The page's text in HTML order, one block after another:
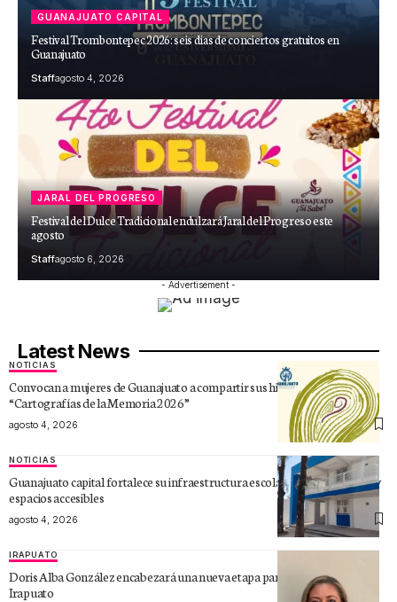
GUANAJUATO CAPITAL
Festival Trombontepec 2026: seis días de conciertos gratuitos en
Guanajuato
Staffagosto 4, 2026
JARAL DEL PROGRESO
Festival del Dulce Tradicional endulzará Jaral del Progreso este
agosto
Staffagosto 6, 2026
- Advertisement -
Latest News
NOTICIAS
Convocan a mujeres de Guanajuato a compartir sus historias en
“Cartografías de la Memoria 2026”
agosto 4, 2026
NOTICIAS
Guanajuato capital fortalece su infraestructura escolar con nuevas aulas y
espacios accesibles
agosto 4, 2026
IRAPUATO
Doris Alba González encabezará una nueva etapa para el turismo de
Irapuato